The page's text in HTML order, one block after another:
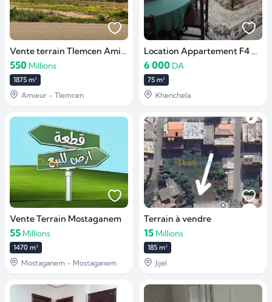
Vente terrain Tlemcen Amieur
550 Millions
1875 m²
Amieur - Tlemcen
Location Appartement F4 Khenchela
6 000 DA
75 m²
Khenchela
Vente Terrain Mostaganem
55 Millions
1470 m²
Mostaganem - Mostaganem
Terrain à vendre
15 Millions
185 m²
Jijel